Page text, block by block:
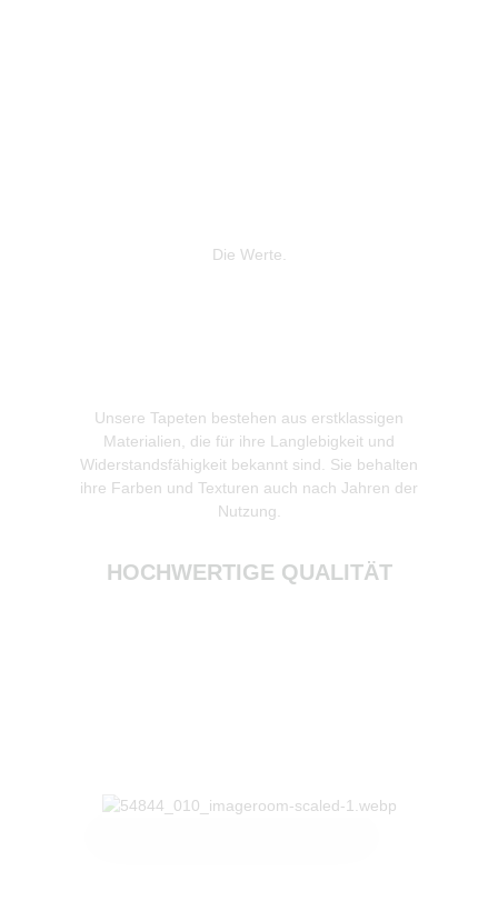
Die Werte.
Unsere Tapeten bestehen aus erstklassigen
Materialien, die für ihre Langlebigkeit und
Widerstandsfähigkeit bekannt sind. Sie behalten
ihre Farben und Texturen auch nach Jahren der
Nutzung.
HOCHWERTIGE QUALITÄT